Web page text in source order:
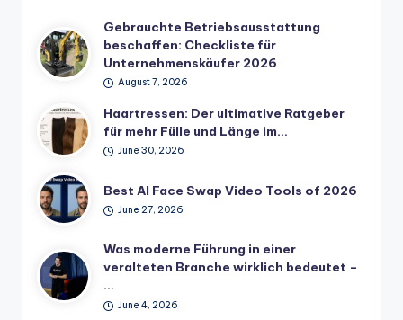
Gebrauchte Betriebsausstattung
beschaffen: Checkliste für
Unternehmenskäufer 2026
August 7, 2026
Haartressen: Der ultimative Ratgeber
für mehr Fülle und Länge im…
June 30, 2026
Best AI Face Swap Video Tools of 2026
June 27, 2026
Was moderne Führung in einer
veralteten Branche wirklich bedeutet –
…
June 4, 2026